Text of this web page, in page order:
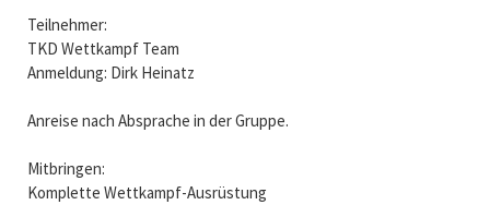
Teilnehmer:
TKD Wettkampf Team
Anmeldung: Dirk Heinatz
Anreise nach Absprache in der Gruppe.
Mitbringen:
Komplette Wettkampf-Ausrüstung